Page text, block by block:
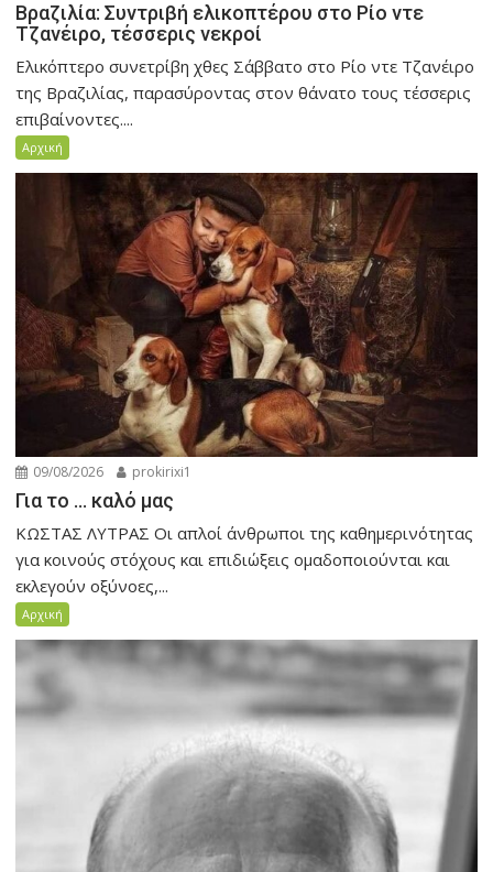
Βραζιλία: Συντριβή ελικοπτέρου στο Ρίο ντε
Τζανέιρο, τέσσερις νεκροί
Ελικόπτερο συνετρίβη χθες Σάββατο στο Ρίο ντε Τζανέιρο
της Βραζιλίας, παρασύροντας στον θάνατο τους τέσσερις
επιβαίνοντες....
Αρχική
09/08/2026 prokirixi1
Για το … καλό μας
ΚΩΣΤΑΣ ΛΥΤΡΑΣ Οι απλοί άνθρωποι της καθημερινότητας
για κοινούς στόχους και επιδιώξεις ομαδοποιούνται και
εκλεγούν οξύνοες,...
Αρχική